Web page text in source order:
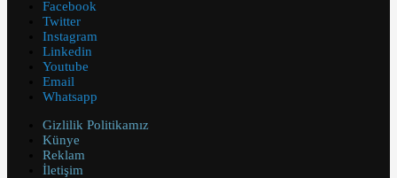
Facebook
Twitter
Instagram
Linkedin
Youtube
Email
Whatsapp
Gizlilik Politikamız
Künye
Reklam
İletişim